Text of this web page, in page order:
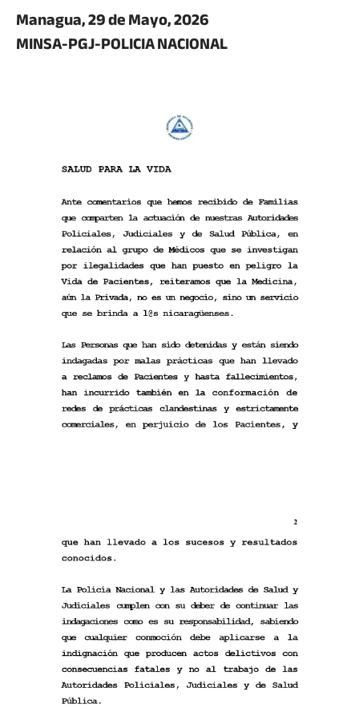
Managua, 29 de Mayo, 2026
MINSA-PGJ-POLICIA NACIONAL